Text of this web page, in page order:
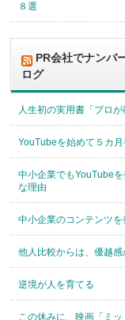
８選
PR会社でナンバ
ログ
人生初の実用書「プロ
YouTubeを始めて５カ
中小企業でもYouTube
な理由
中小企業のコンテンツ
他人比較からは、優越感
逆境が人を育てる
この休みに、映画「ミッ